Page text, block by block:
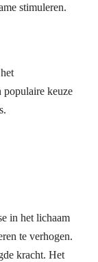
stimuleren.
populaire keuze
in het lichaam
te verhogen.
kracht. Het